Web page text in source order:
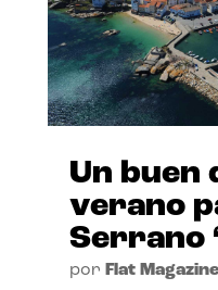
Un buen
verano
Serrano
por Flat Magazine